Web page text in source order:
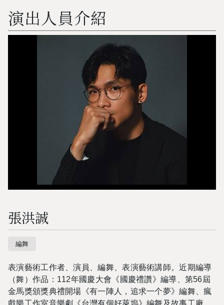
演出人員介紹
張洪誠
編舞
表演藝術工作者、演員、編舞、表演藝術講師。近期編導
（舞）作品：112年國慶大會《國慶禮讚》編導、第56屆
金馬獎頒獎典禮開場《有一陣人，追求一个夢》編舞、瘋
戲樂工作室音樂劇《台灣有個好萊塢》編舞及故事工廠